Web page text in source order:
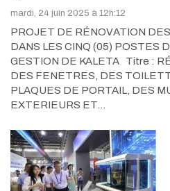
mardi, 24 juin 2025 à 12h:12
PROJET DE RÉNOVATION
DANS LES CINQ (05) POSTES
GESTION DE KALETA Titre :
DES FENETRES, DES
PLAQUES DE PORTAIL, DES
EXTERIEURS ET…